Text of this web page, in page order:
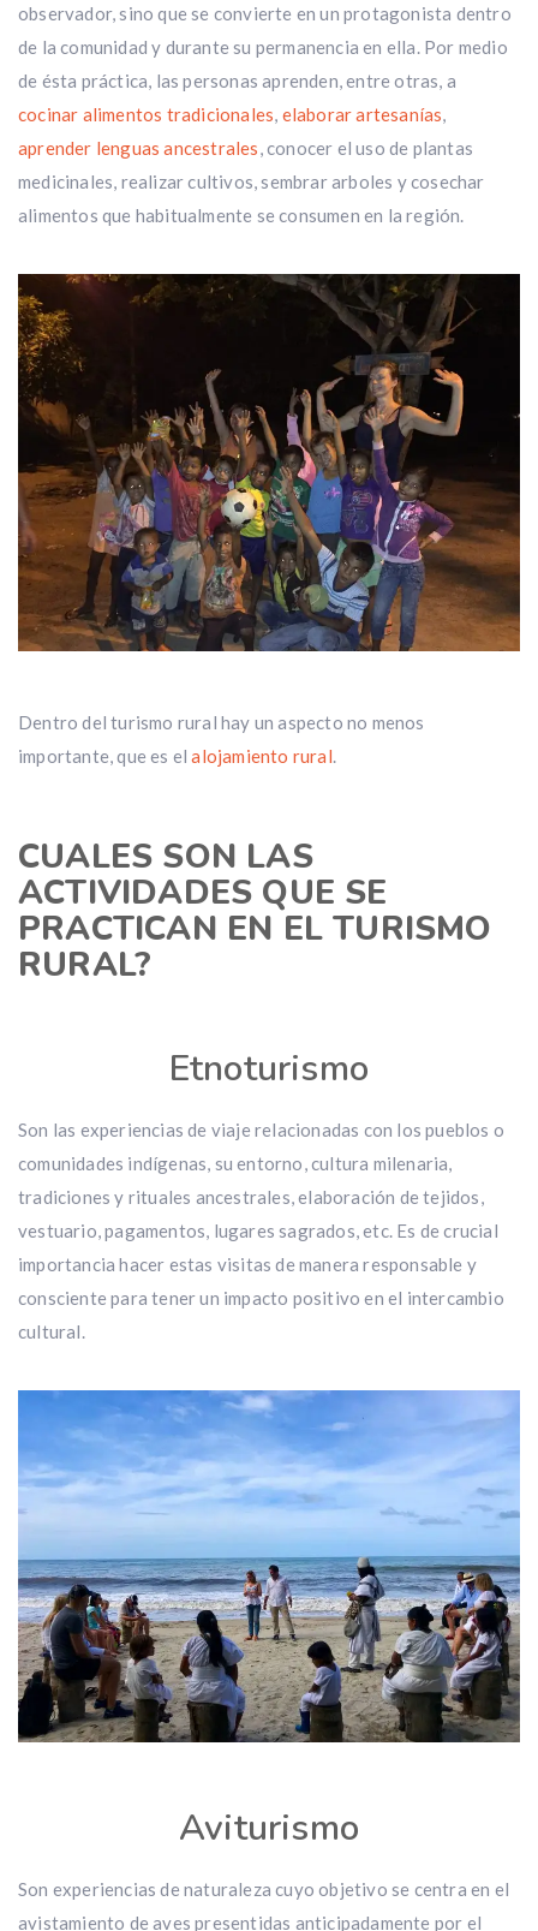
observador, sino que se convierte en un protagonista dentro
de la comunidad y durante su permanencia en ella. Por medio
de ésta práctica, las personas aprenden, entre otras, a
cocinar alimentos tradicionales, elaborar artesanías,
aprender lenguas ancestrales, conocer el uso de plantas
medicinales, realizar cultivos, sembrar arboles y cosechar
alimentos que habitualmente se consumen en la región.
Dentro del turismo rural hay un aspecto no menos
importante, que es elalojamiento rural.
CUALES SON LAS
ACTIVIDADES QUE SE
PRACTICAN EN EL TURISMO
RURAL?
Etnoturismo
Son las experiencias de viaje relacionadas con los pueblos o
comunidades indígenas, su entorno, cultura milenaria,
tradiciones y rituales ancestrales, elaboración de tejidos,
vestuario, pagamentos, lugares sagrados, etc. Es de crucial
importancia hacer estas visitas de manera responsable y
consciente para tener un impacto positivo en el intercambio
cultural.
Aviturismo
Son experiencias de naturaleza cuyo objetivo se centra en el
avistamiento de aves presentidas anticipadamente por el